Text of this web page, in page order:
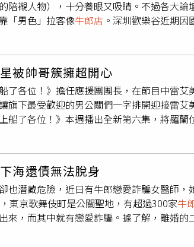
口杏里指控男方經營酒吧欠債以及會動手
人不敢光顧酒吧，讓他無法忍受。豈料近日
提醒您：拒絕家暴，尊重身體自主
陪襯人物），十分養眼又吸睛。不過各大
「男色」拉客像牛郎店 。深圳歡樂谷近期
客慕名前往排隊跟NPC合影或互動。在帥哥
滿意足，有沒有在園區遊玩都不重要了。
／深圳歡樂谷）不過有網友發現，網上越來
還有雙手十指緊扣，讓不少女遊客心花朵朵
少布料的服飾，展現身上的肌肉，讓女遊客
男友」的活動，女遊客參加活動就會由園方
網友質疑背離遊樂園的真正目的，這種靠
被帥哥簇擁超開心
了各位！》擔任應援團團長，在節目中雷艾
旗下最受歡迎的男公關們一字排開迎接雷
船了各位！》本週播出全新第六集，將羅蘭
比較極端，但他發現每位公關都表現出自
《上船了各位！》擔任應援團團長。（圖
驚訝和驚喜，但看到羅蘭出現在自家公關店
求是什麼。雷艾美說一進去時自己超級緊張
去過任何的男公關店，平時看到帥哥一兩
非常的年輕」。而羅蘭也向雷艾美透露，這
笑的夢想，才有實現的價值」。
海還債無法脫身
也潛藏危險，近日有牛郎戀愛詐騙女醫師，
東京歌舞伎町是公關聖地，有超過300家牛
來，而其中就有戀愛詐騙。據了解，離婚的
給她戀愛感又噓寒問暖，慫恿她開昂貴的酒